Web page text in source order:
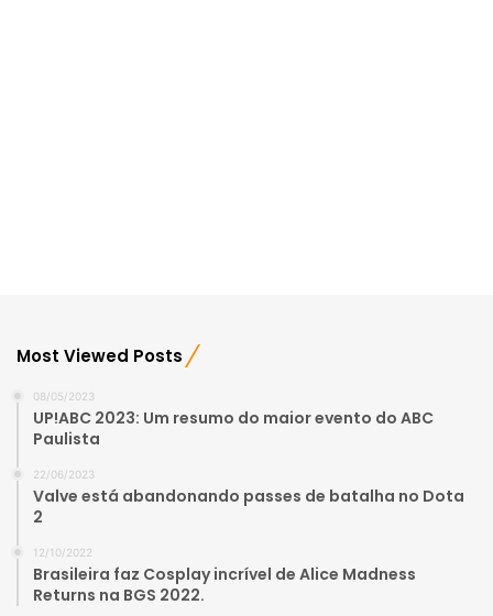
Most Viewed Posts
08/05/2023
UP!ABC 2023: Um resumo do maior evento do ABC
Paulista
22/06/2023
Valve está abandonando passes de batalha no Dota
2
12/10/2022
Brasileira faz Cosplay incrível de Alice Madness
Returns na BGS 2022.